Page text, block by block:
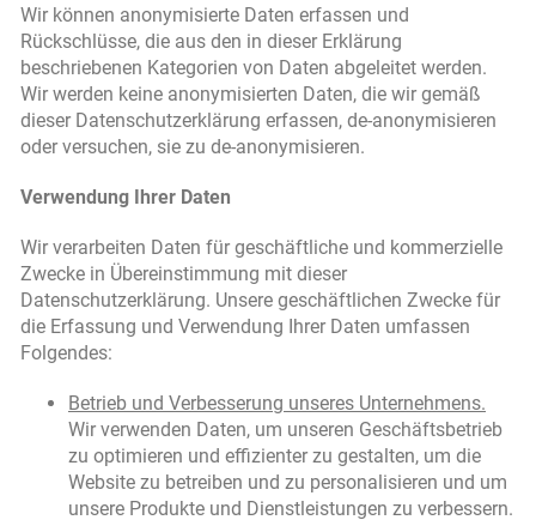
Wir können anonymisierte Daten erfassen und
Rückschlüsse, die aus den in dieser Erklärung
beschriebenen Kategorien von Daten abgeleitet werden.
Wir werden keine anonymisierten Daten, die wir gemäß
dieser Datenschutzerklärung erfassen, de-anonymisieren
oder versuchen, sie zu de-anonymisieren.
Verwendung Ihrer Daten
Wir verarbeiten Daten für geschäftliche und kommerzielle
Zwecke in Übereinstimmung mit dieser
Datenschutzerklärung. Unsere geschäftlichen Zwecke für
die Erfassung und Verwendung Ihrer Daten umfassen
Folgendes:
Betrieb und Verbesserung unseres Unternehmens.
Wir verwenden Daten, um unseren Geschäftsbetrieb
zu optimieren und effizienter zu gestalten, um die
Website zu betreiben und zu personalisieren und um
unsere Produkte und Dienstleistungen zu verbessern.